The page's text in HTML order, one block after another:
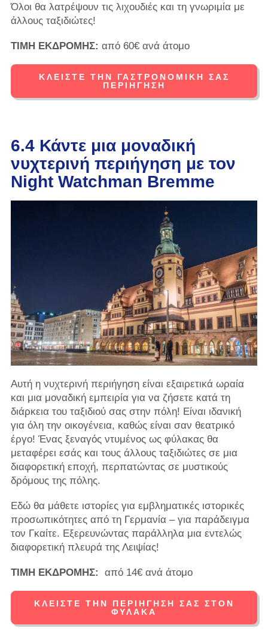
Όλοι θα λατρέψουν τις λιχουδιές και τη γνωριμία με
άλλους ταξιδιώτες!
ΤΙΜΗ ΕΚΔΡΟΜΗΣ: από 60€ ανά άτομο
ΚΛΕΊΣΤΕ ΤΗΝ ΓΑΣΤΡΟΝΟΜΙΚΉ ΣΑΣ
ΠΕΡΙΉΓΗΣΗ
6.4 Κάντε μια μοναδική
νυχτερινή περιήγηση με τον
Night Watchman Bremme
Αυτή η νυχτερινή περιήγηση είναι εξαιρετικά ωραία
και μια μοναδική εμπειρία για να ζήσετε κατά τη
διάρκεια του ταξιδιού σας στην πόλη! Είναι ιδανική
για όλη την οικογένεια, καθώς είναι σαν θεατρικό
έργο! Ένας ξεναγός ντυμένος ως φύλακας θα
μεταφέρει εσάς και τους άλλους ταξιδιώτες σε μια
διαφορετική εποχή, περπατώντας σε μυστικούς
δρόμους της πόλης.
Εδώ θα μάθετε ιστορίες για εμβληματικές ιστορικές
προσωπικότητες από τη Γερμανία – για παράδειγμα
τον Γκαίτε. Εξερευνώντας παράλληλα μια εντελώς
διαφορετική πλευρά της Λειψίας!
ΤΙΜΗ ΕΚΔΡΟΜΗΣ: από 14€ ανά άτομο
ΚΛΕΊΣΤΕ ΤΗΝ ΠΕΡΙΉΓΗΣΉ ΣΑΣ ΣΤΟΝ
ΦΎΛΑΚΑ